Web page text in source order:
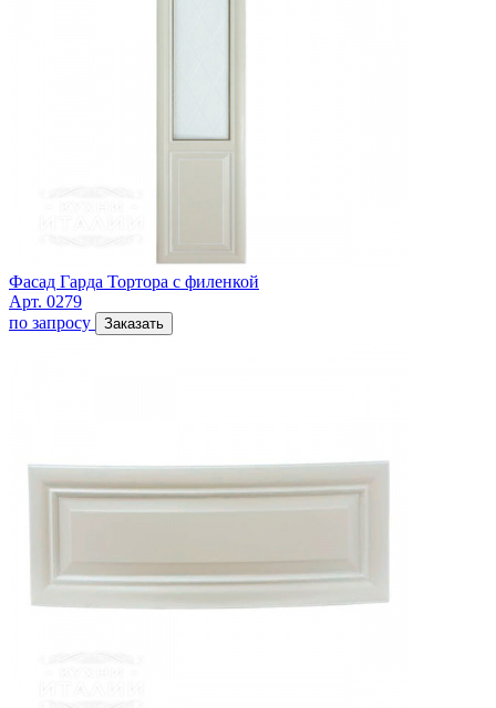
Фасад Гарда Тортора с филенкой
Арт. 0279
по запросу
Заказать